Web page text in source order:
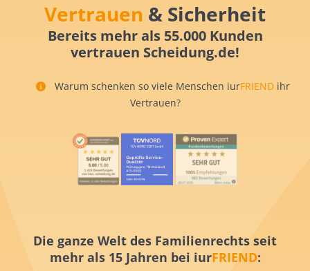
Vertrauen & Sicherheit
Bereits mehr als 55.000 Kunden
vertrauen Scheidung.de!
Warum schenken so viele Menschen iurFRIEND ihr
Vertrauen?
Die ganze Welt des Familienrechts seit
mehr als 15 Jahren bei iurFRIEND: